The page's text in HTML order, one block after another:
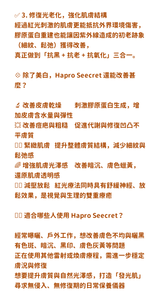
✅ 3. 修復光老化，強化肌膚結構
經過紅光刺激的肌膚更能抵抗外界環境傷害，
膠原蛋白重建也能讓因紫外線造成的初老跡象
（細紋、鬆弛）獲得改善，
真正做到「抗黑 + 抗老 + 抗氧化」三合一。
💠 除了美白，Hapro Seecret 還能改善甚
麼？
🔬 改善皮膚乾燥	刺激膠原蛋白生成，增
加皮膚含水量與彈性
💥 改善痘疤與粗糙	促進代謝與修復凹凸不
平膚質
🧖‍♀️ 緊緻肌膚	提升整體膚質結構，減少細紋與
鬆弛感
🌈 增強肌膚光澤感	改善暗沉、膚色蠟黃，
還原肌膚透明感
🧘‍♀️ 減壓放鬆	紅光療法同時具有舒緩神經、放
鬆效果，是視覺與生理的雙重療癒
👩‍⚕️ 適合哪些人使用 Hapro Seecret？
經常曝曬、戶外工作，想改善膚色不均與曬黑
有色斑、暗沉、黑印、膚色灰黃等問題
正在使用其他雷射或煥膚療程，需進一步穩定
膚況與修復
想要提升膚質與自然光澤感，打造「發光肌」
尋求無侵入、無修復期的日常保養儀器